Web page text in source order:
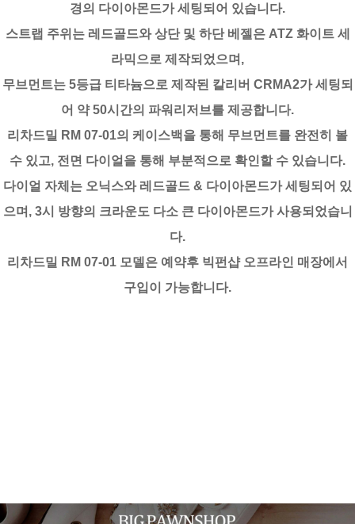
경의 다이아몬드가 세팅되어 있습니다.
스트랩 주위는 레드골드와 상단 및 하단 베젤은 ATZ 화이트 세
라믹으로 제작되었으며,
무브먼트는 5등급 티타늄으로 제작된 칼리버 CRMA2가 세팅되
어 약 50시간의 파워리저브를 제공합니다.
리차드밀 RM 07-01의 케이스백을 통해 무브먼트를 완전히 볼
수 있고, 전면 다이얼을 통해 부분적으로 확인할 수 있습니다.
다이얼 자체는 오닉스와 레드골드 & 다이아몬드가 세팅되어 있
으며, 3시 방향의 크라운도 다소 큰 다이아몬드가 사용되었습니
다.
리차드밀 RM 07-01 모델은 예약후 빅펀샵 오프라인 매장에서
구입이 가능합니다.